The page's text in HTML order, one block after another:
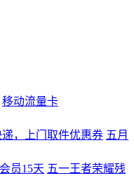
移动流量卡
五月
五一王者荣耀残